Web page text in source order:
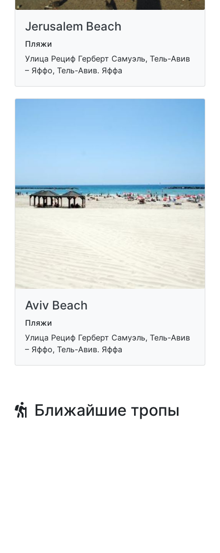
Jerusalem Beach
Пляжи
Улица Рециф Герберт Самуэль, Тель-Авив
– Яффо, Тель-Авив. Яффа
Aviv Beach
Пляжи
Улица Рециф Герберт Самуэль, Тель-Авив
– Яффо, Тель-Авив. Яффа
Ближайшие тропы